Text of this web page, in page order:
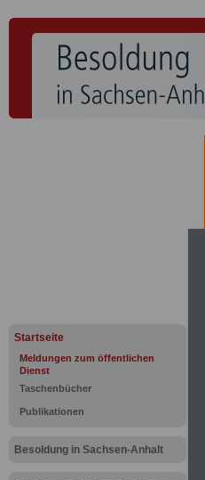
Startseite
Meldungen zum öffentlichen
Dienst
Taschenbücher
Publikationen
Besoldung in Sachsen-Anhalt